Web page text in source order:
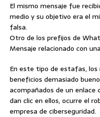
El mismo mensaje fue
medio y su objetivo era el
falsa.
Otro de los prefijos de
Mensaje relacionado con
En este tipo de estafas,
beneficios demasiado
acompañados de un enlace
dan clic en ellos, ocurre el
empresa de ciberseguridad.